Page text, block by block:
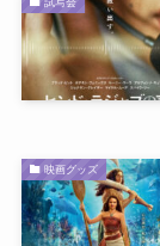
映画グッズ